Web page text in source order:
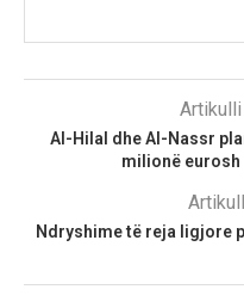
Al-Hilal dhe Al-Nassr
milionë eurosh
Ndryshime të reja ligjore